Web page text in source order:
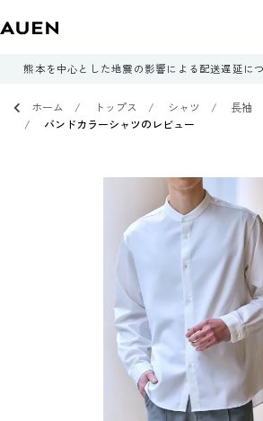
熊本を中心とした地震の影響による配送遅延に
ホーム トップス シャツ
長袖
バンドカラーシャツのレビュー